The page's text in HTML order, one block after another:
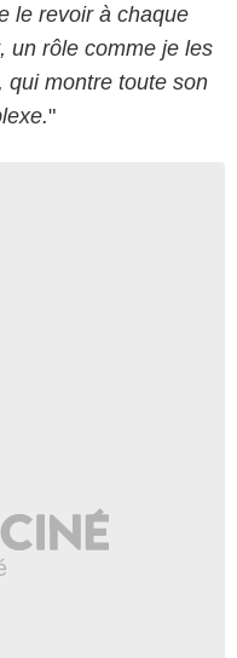
le revoir à chaque
un rôle comme je les
qui montre toute son
"